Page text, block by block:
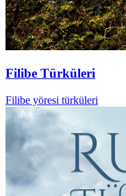
Filibe Türküleri
Filibe yöresi türküleri